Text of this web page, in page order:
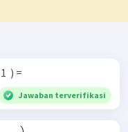
) =
Jawaban terverifikasi